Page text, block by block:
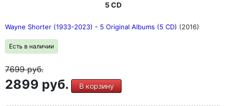
5 CD
Wayne Shorter (1933-2023) - 5 Original Albums (5 CD) (2016)
Есть в наличии
7699руб.
2899 руб. В корзину